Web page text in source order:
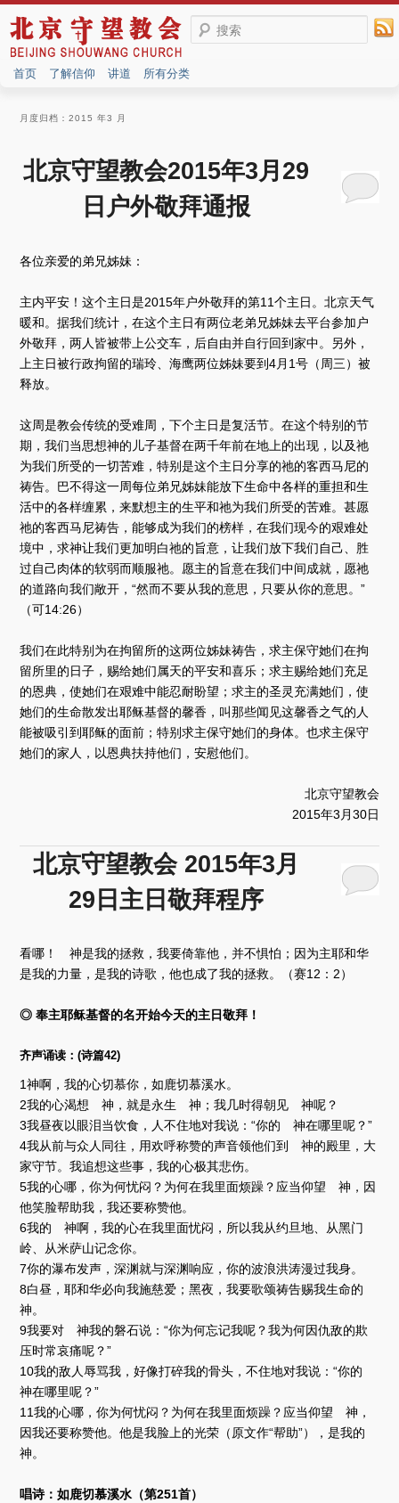
搜索
首页 了解信仰 讲道 所有分类
月度归档：2015 年3 月
北京守望教会2015年3月29
日户外敬拜通报
各位亲爱的弟兄姊妹：
主内平安！这个主日是2015年户外敬拜的第11个主日。北京天气
暖和。据我们统计，在这个主日有两位老弟兄姊妹去平台参加户
外敬拜，两人皆被带上公交车，后自由并自行回到家中。另外，
上主日被行政拘留的瑞玲、海鹰两位姊妹要到4月1号（周三）被
释放。
这周是教会传统的受难周，下个主日是复活节。在这个特别的节
期，我们当思想神的儿子基督在两千年前在地上的出现，以及祂
为我们所受的一切苦难，特别是这个主日分享的祂的客西马尼的
祷告。巴不得这一周每位弟兄姊妹能放下生命中各样的重担和生
活中的各样缠累，来默想主的生平和祂为我们所受的苦难。甚愿
祂的客西马尼祷告，能够成为我们的榜样，在我们现今的艰难处
境中，求神让我们更加明白祂的旨意，让我们放下我们自己、胜
过自己肉体的软弱而顺服祂。愿主的旨意在我们中间成就，愿祂
的道路向我们敞开，“然而不要从我的意思，只要从你的意思。”
（可14:26）
我们在此特别为在拘留所的这两位姊妹祷告，求主保守她们在拘
留所里的日子，赐给她们属天的平安和喜乐；求主赐给她们充足
的恩典，使她们在艰难中能忍耐盼望；求主的圣灵充满她们，使
她们的生命散发出耶稣基督的馨香，叫那些闻见这馨香之气的人
能被吸引到耶稣的面前；特别求主保守她们的身体。也求主保守
她们的家人，以恩典扶持他们，安慰他们。
北京守望教会
2015年3月30日
北京守望教会 2015年3月
29日主日敬拜程序
看哪！ 神是我的拯救，我要倚靠他，并不惧怕；因为主耶和华
是我的力量，是我的诗歌，他也成了我的拯救。（赛12：2）
◎ 奉主耶稣基督的名开始今天的主日敬拜！
齐声诵读：(诗篇42)
1神啊，我的心切慕你，如鹿切慕溪水。
2我的心渴想 神，就是永生 神；我几时得朝见 神呢？
3我昼夜以眼泪当饮食，人不住地对我说：“你的 神在哪里呢？”
4我从前与众人同往，用欢呼称赞的声音领他们到 神的殿里，大
家守节。我追想这些事，我的心极其悲伤。
5我的心哪，你为何忧闷？为何在我里面烦躁？应当仰望 神，因
他笑脸帮助我，我还要称赞他。
6我的 神啊，我的心在我里面忧闷，所以我从约旦地、从黑门
岭、从米萨山记念你。
7你的瀑布发声，深渊就与深渊响应，你的波浪洪涛漫过我身。
8白昼，耶和华必向我施慈爱；黑夜，我要歌颂祷告赐我生命的
神。
9我要对 神我的磐石说：“你为何忘记我呢？我为何因仇敌的欺
压时常哀痛呢？”
10我的敌人辱骂我，好像打碎我的骨头，不住地对我说：“你的
神在哪里呢？”
11我的心哪，你为何忧闷？为何在我里面烦躁？应当仰望 神，
因我还要称赞他。他是我脸上的光荣（原文作“帮助”），是我的
神。
唱诗：如鹿切慕溪水（第251首）